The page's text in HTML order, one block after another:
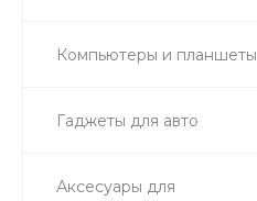
Компьютеры и планшеты
Гаджеты для авто
Аксесуары для